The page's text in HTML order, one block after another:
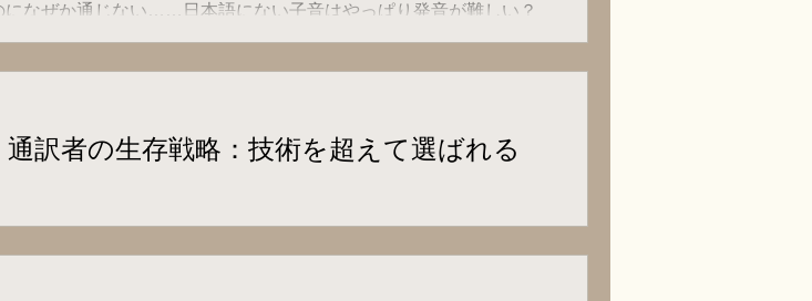
になぜか通じない……日本語にない子音はやっぱり発音が難しい？
訳者の生存戦略：技術を超えて選ばれる
されることもしばしば。しかし、AIには真似できない、人間通訳
もあります。